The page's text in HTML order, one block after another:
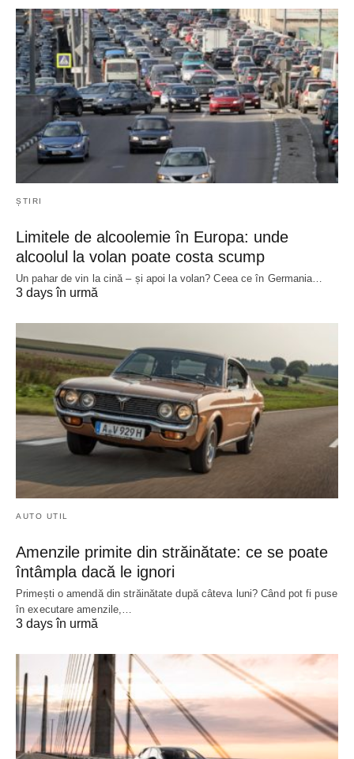
ȘTIRI
Limitele de alcoolemie în Europa: unde
alcoolul la volan poate costa scump
Un pahar de vin la cină – și apoi la volan? Ceea ce în Germania…
3 days în urmă
AUTO UTIL
Amenzile primite din străinătate: ce se poate
întâmpla dacă le ignori
Primești o amendă din străinătate după câteva luni? Când pot fi puse
în executare amenzile,…
3 days în urmă